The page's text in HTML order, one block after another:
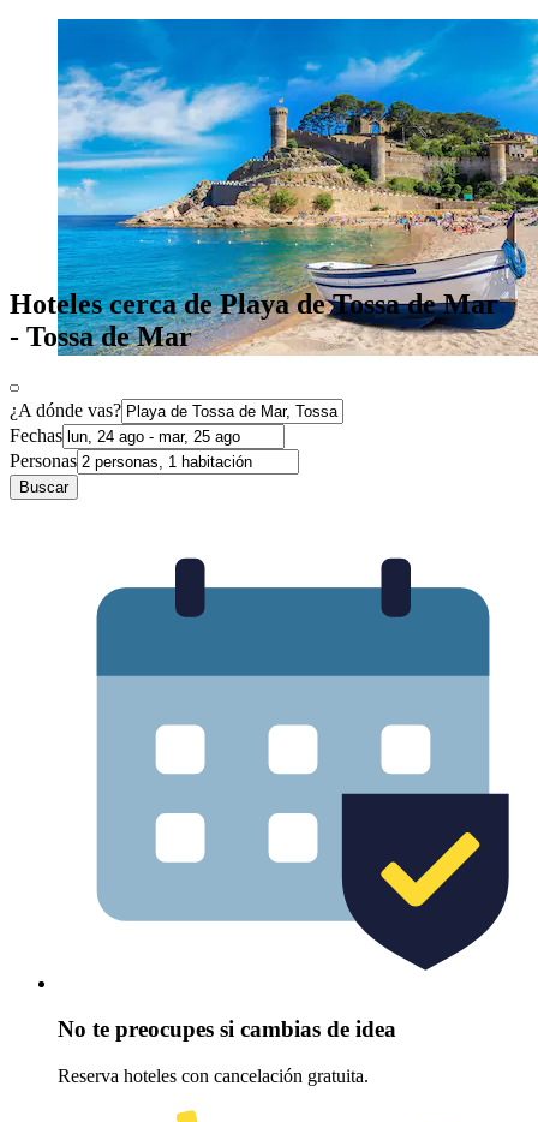
Hoteles cerca de Playa de Tossa de Mar
- Tossa de Mar
¿A dónde vas?
Fechas
Personas
Buscar
No te preocupes si cambias de idea
Reserva hoteles con cancelación gratuita.